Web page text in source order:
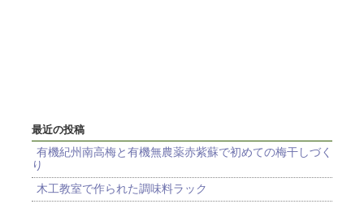
最近の投稿
有機紀州南高梅と有機無農薬赤紫蘇で初めての梅干しづく
り
木工教室で作られた調味料ラック